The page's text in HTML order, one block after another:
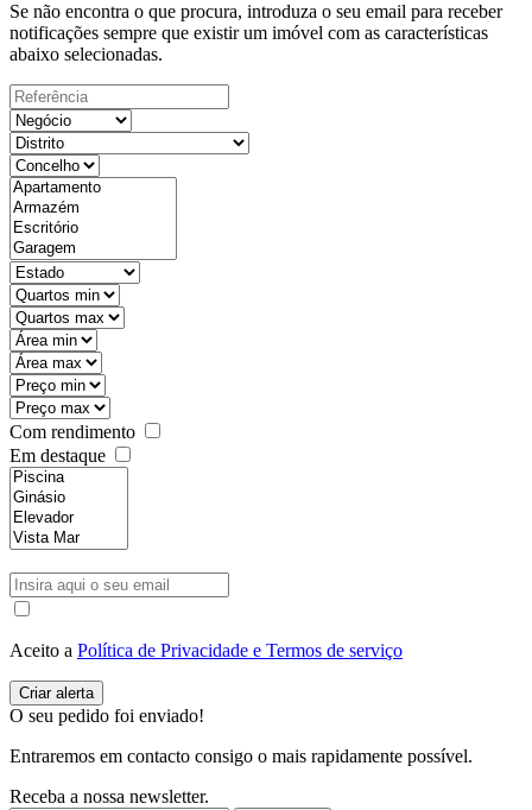
Se não encontra o que procura, introduza o seu email para receber
notificações sempre que existir um imóvel com as características
abaixo selecionadas.
Com rendimento
Em destaque
Aceito a Política de Privacidade e Termos de serviço
O seu pedido foi enviado!
Entraremos em contacto consigo o mais rapidamente possível.
Receba a nossa newsletter.